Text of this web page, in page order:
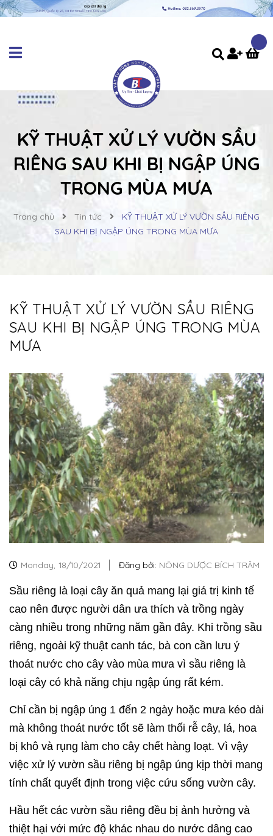
KỸ THUẬT XỬ LÝ VƯỜN SẦU
RIÊNG SAU KHI BỊ NGẬP ÚNG
TRONG MÙA MƯA
Trang chủ Tin tức
KỸ THUẬT XỬ LÝ VƯỜN SẦU RIÊNG
SAU KHI BỊ NGẬP ÚNG TRONG MÙA MƯA
KỸ THUẬT XỬ LÝ VƯỜN SẦU RIÊNG
SAU KHI BỊ NGẬP ÚNG TRONG MÙA
MƯA
Monday, 18/10/2021 Đăng bởi: NÔNG DƯỢC BÍCH TRÂM
Sầu riêng là loại cây ăn quả mang lại giá trị kinh tế
cao nên được người dân ưa thích và trồng ngày
càng nhiều trong những năm gần đây. Khi trồng sầu
riêng, ngoài kỹ thuật canh tác, bà con cần lưu ý
thoát nước cho cây vào mùa mưa vì sầu riêng là
loại cây có khả năng chịu ngập úng rất kém.
Chỉ cần bị ngập úng 1 đến 2 ngày hoặc mưa kéo dài
mà không thoát nước tốt sẽ làm thối rễ cây, lá, hoa
bị khô và rụng làm cho cây chết hàng loạt. Vì vậy
việc xử lý vườn sầu riêng bị ngập úng kịp thời mang
tính chất quyết định trong việc cứu sống vườn cây.
Hầu hết các vườn sầu riêng đều bị ảnh hưởng và
thiệt hại với mức độ khác nhau do nước dâng cao